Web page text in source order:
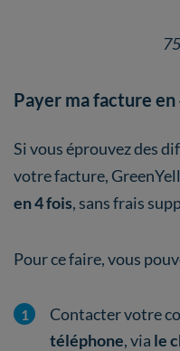
Payer ma facture en
Si vous éprouvez des
votre facture,
en 4 fois, sans frais
Pour ce faire, vous
Contacter votre
téléphone, via le